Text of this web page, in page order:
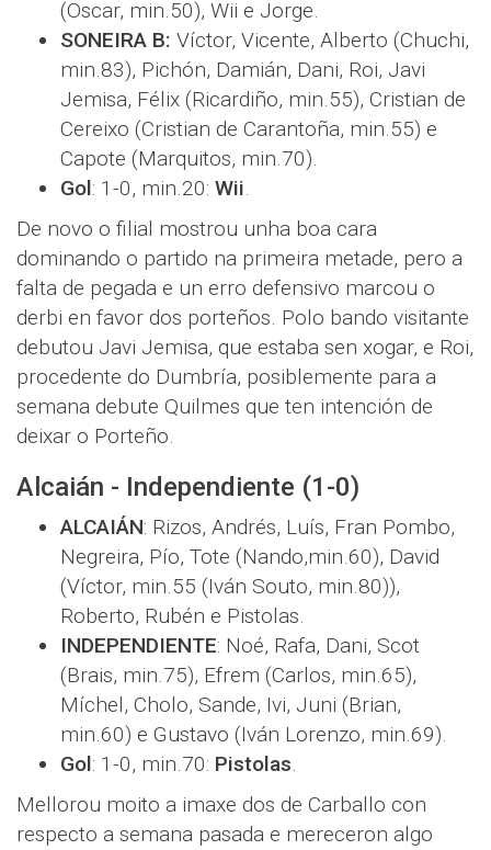
(Oscar, min.50), Wii e Jorge.
SONEIRA B: Víctor, Vicente, Alberto (Chuchi,
min.83), Pichón, Damián, Dani, Roi, Javi
Jemisa, Félix (Ricardiño, min.55), Cristian de
Cereixo (Cristian de Carantoña, min.55) e
Capote (Marquitos, min.70).
Gol: 1-0, min.20: Wii.
De novo o filial mostrou unha boa cara
dominando o partido na primeira metade, pero a
falta de pegada e un erro defensivo marcou o
derbi en favor dos porteños. Polo bando visitante
debutou Javi Jemisa, que estaba sen xogar, e Roi,
procedente do Dumbría, posiblemente para a
semana debute Quilmes que ten intención de
deixar o Porteño.
Alcaián - Independiente (1-0)
ALCAIÁN: Rizos, Andrés, Luís, Fran Pombo,
Negreira, Pío, Tote (Nando,min.60), David
(Víctor, min.55 (Iván Souto, min.80)),
Roberto, Rubén e Pistolas.
INDEPENDIENTE: Noé, Rafa, Dani, Scot
(Brais, min.75), Efrem (Carlos, min.65),
Míchel, Cholo, Sande, Ivi, Juni (Brian,
min.60) e Gustavo (Iván Lorenzo, min.69).
Gol: 1-0, min.70: Pistolas.
Mellorou moito a imaxe dos de Carballo con
respecto a semana pasada e mereceron algo